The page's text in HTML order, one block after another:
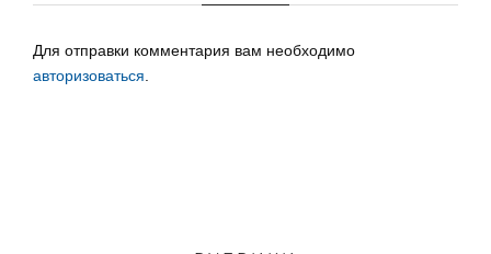
Для отправки комментария вам необходимо
авторизоваться